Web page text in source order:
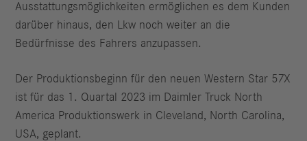
Ausstattungsmöglichkeiten ermöglichen es dem Kunden
darüber hinaus, den Lkw noch weiter an die
Bedürfnisse des Fahrers anzupassen.
Der Produktionsbeginn für den neuen Western Star 57X
ist für das 1. Quartal 2023 im Daimler Truck North
America Produktionswerk in Cleveland, North Carolina,
USA, geplant.